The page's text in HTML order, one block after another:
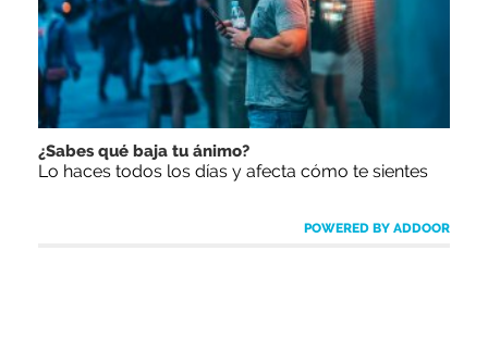
¿Sabes qué baja tu ánimo?
Lo haces todos los días y afecta cómo te sientes
POWERED BY ADDOOR